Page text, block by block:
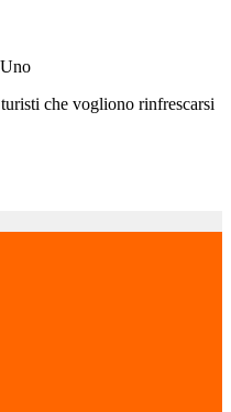
che vogliono rinfrescarsi